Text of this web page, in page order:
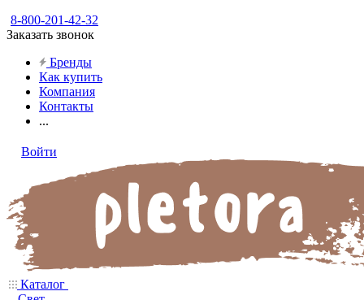
8-800-201-42-32
Заказать звонок
Бренды
Как купить
Компания
Контакты
...
Войти
Каталог